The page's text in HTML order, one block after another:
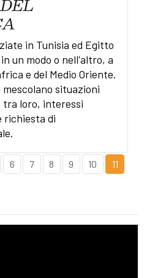
in Tunisia ed Egitto
un modo o nell'altro, a
e del Medio Oriente.
situazioni
tra loro, interessi
richiesta di
6 7 8 9 10 11